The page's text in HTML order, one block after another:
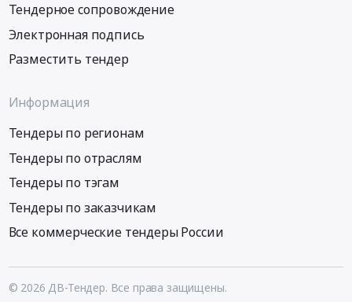
Тендерное сопровождение
Электронная подпись
Разместить тендер
Информация
Тендеры по регионам
Тендеры по отраслям
Тендеры по тэгам
Тендеры по заказчикам
Все коммерческие тендеры России
© 2026 ДВ-Тендер. Все права защищены.